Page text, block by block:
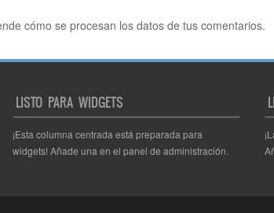
cómo se procesan los datos de tus comentarios.
LISTO PARA WIDGETS
¡Esta columna centrada está preparada para
widgets! Añade una en el panel de administración.